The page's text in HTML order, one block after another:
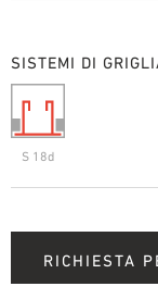
SISTEMI DI
S 18d
RICHIESTA